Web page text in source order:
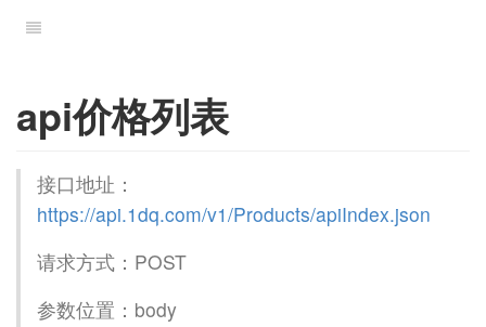
api价格列表
接口地址：
https://api.1dq.com/v1/Products/apiIndex.json
请求方式：POST
参数位置：body